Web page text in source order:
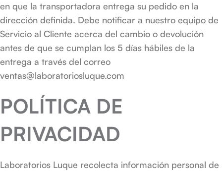
en que la transportadora entrega su pedido en la
dirección definida. Debe notificar a nuestro equipo de
Servicio al Cliente acerca del cambio o devolución
antes de que se cumplan los 5 días hábiles de la
entrega a través del correo
ventas@laboratoriosluque.com
POLÍTICA DE
PRIVACIDAD
Laboratorios Luque recolecta información personal de